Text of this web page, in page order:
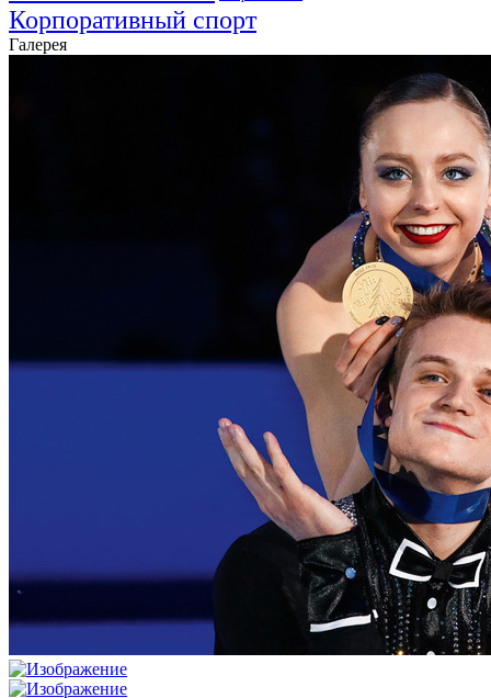
Корпоративный спорт
Галерея